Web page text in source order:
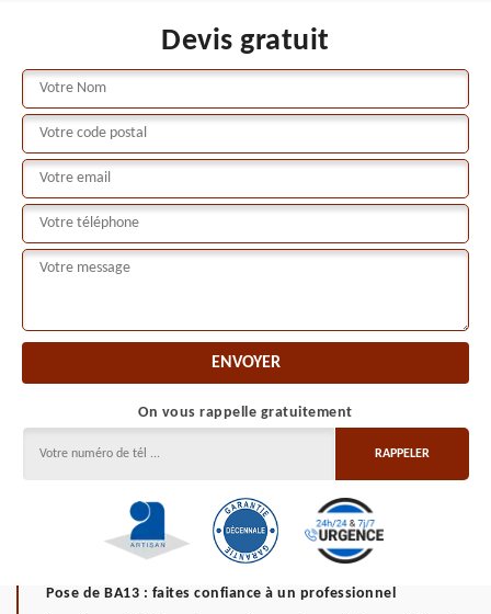
Devis gratuit
On vous rappelle gratuitement
Pose de BA13 : faites confiance à un professionnel